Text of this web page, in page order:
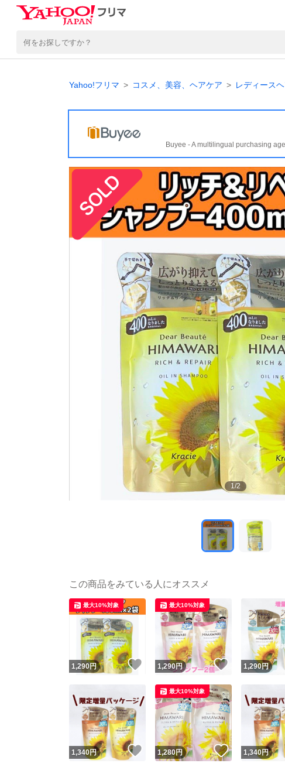
Yahoo!フリマ コスメ、美容、ヘアケア レディース
Buyee - A multilingual purchasing
1/2
この商品をみている人にオススメ
1,290円 いいね！
最大10%対象
1,290円 いいね！
最大10%対象
1,290円
1,340円 いいね！
1,280円 いいね！
最大10%対象
1,340円